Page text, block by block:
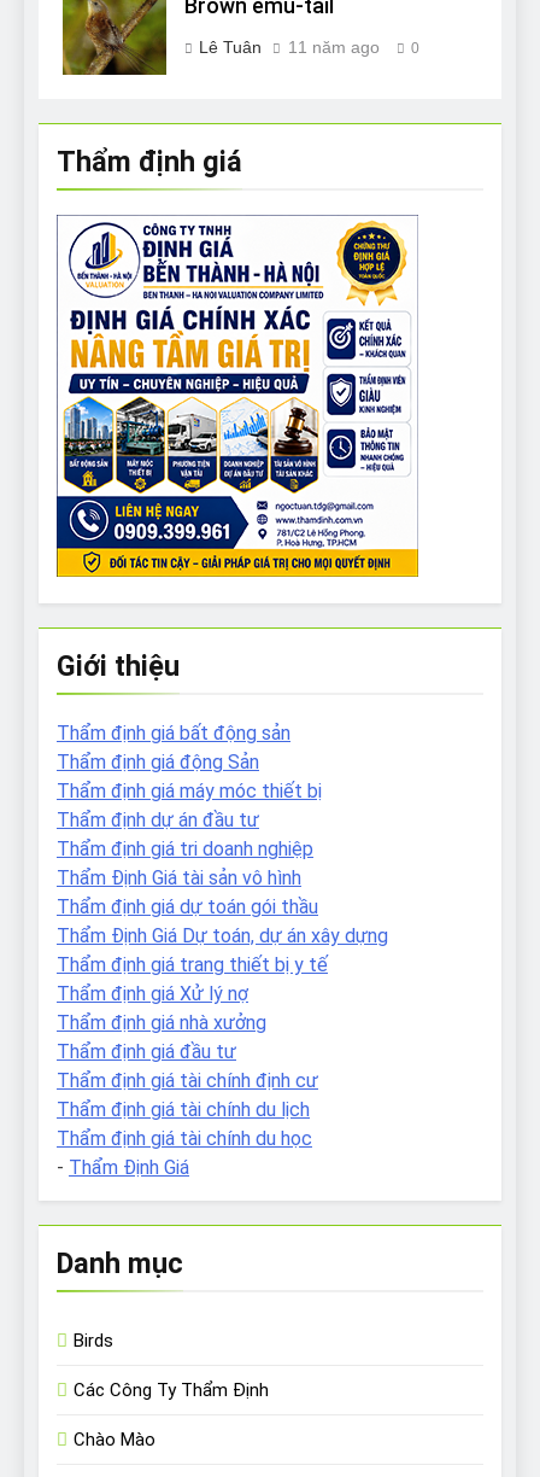
Brown emu-tail
Lê Tuân 11 năm ago 0
Thẩm định giá
Giới thiệu
Thẩm định giá bất động sản
Thẩm định giá động Sản
Thẩm định giá máy móc thiết bị
Thẩm định dự án đầu tư
Thẩm định giá tri doanh nghiệp
Thẩm Định Giá tài sản vô hình
Thẩm định giá dự toán gói thầu
Thẩm Định Giá Dự toán, dự án xây dựng
Thẩm định giá trang thiết bị y tế
Thẩm định giá Xử lý nợ
Thẩm định giá nhà xưởng
Thẩm định giá đầu tư
Thẩm định giá tài chính định cư
Thẩm định giá tài chính du lịch
Thẩm định giá tài chính du học
- Thẩm Định Giá
Danh mục
Birds
Các Công Ty Thẩm Định
Chào Mào